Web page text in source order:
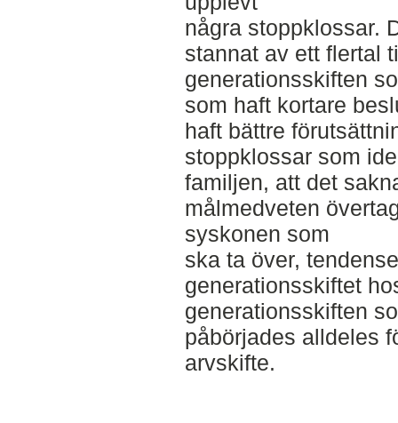
några stoppklossar.
stannat av ett flertal
generationsskiften
som haft kortare
haft bättre
stoppklossar som
familjen, att det
målmedveten
syskonen som
ska ta över,
generationsskiftet
generationsskiften
påbörjades alldeles
arvskifte.